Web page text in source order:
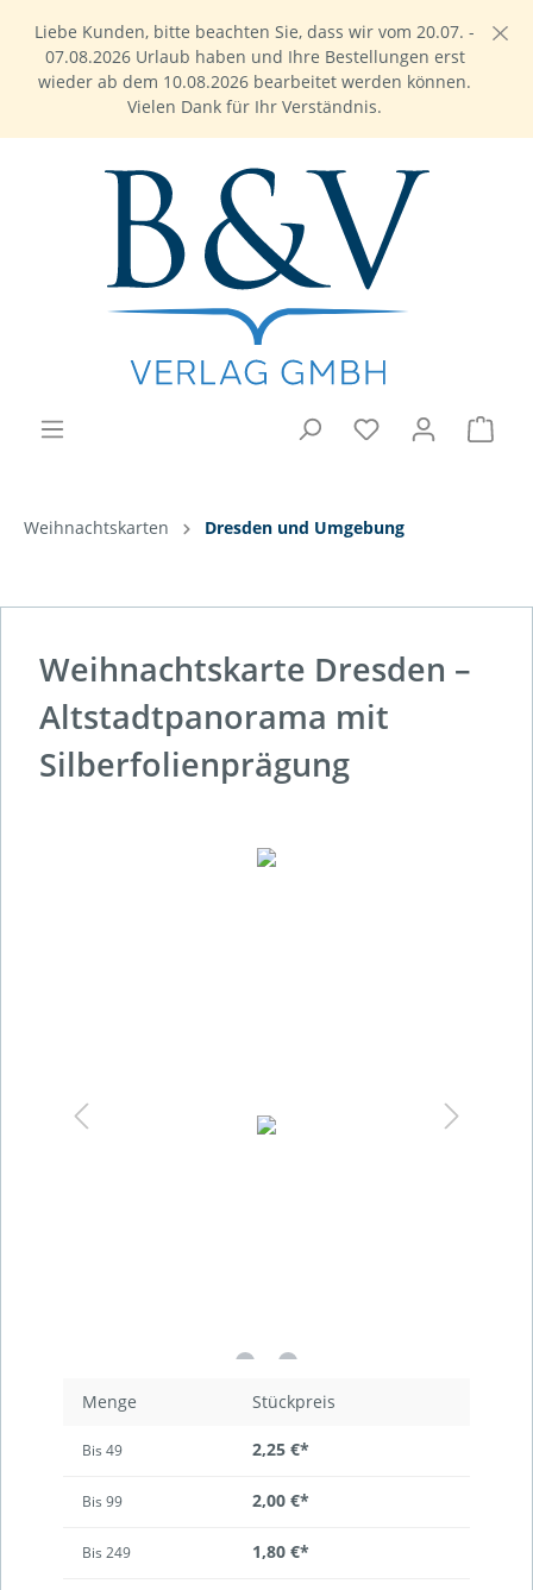
Liebe Kunden, bitte beachten Sie, dass wir vom 20.07. -
07.08.2026 Urlaub haben und Ihre Bestellungen erst
wieder ab dem 10.08.2026 bearbeitet werden können.
Vielen Dank für Ihr Verständnis.
Weihnachtskarten Dresden und Umgebung
Weihnachtskarte Dresden –
Altstadtpanorama mit
Silberfolienprägung
Menge Stückpreis
Bis 49 2,25 €*
Bis 99 2,00 €*
Bis 249 1,80 €*